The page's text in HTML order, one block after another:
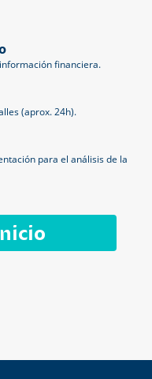
financiera.
(aprox. 24h).
para el análisis de la